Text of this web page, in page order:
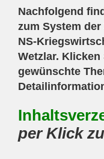
Nachfolgend
zum System
NS-
Wetzlar.
gewünschte
per Klick